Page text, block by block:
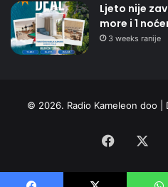
Ljeto nije
more i 1
3 weeks ranije
© 2026. Radio Kameleon doo |